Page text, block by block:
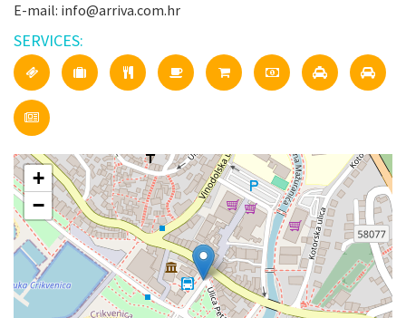
E-mail: info@arriva.com.hr
SERVICES:
+
−